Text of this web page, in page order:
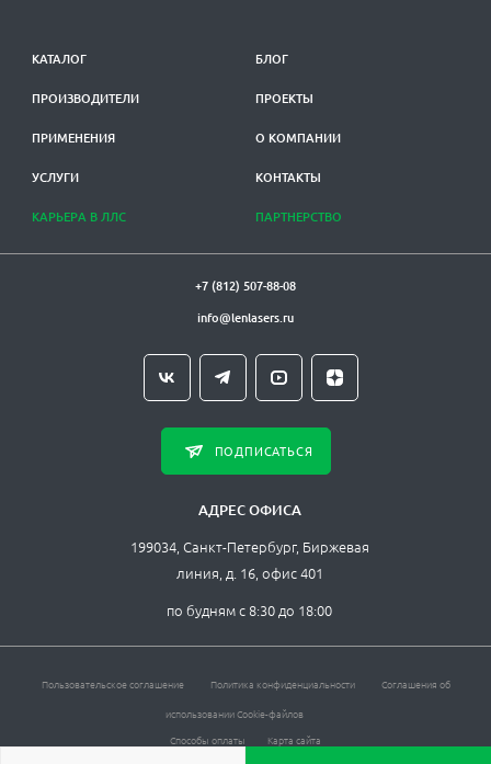
КАТАЛОГ
ПРОИЗВОДИТЕЛИ
ПРИМЕНЕНИЯ
УСЛУГИ
КАРЬЕРА В ЛЛС
БЛОГ
ПРОЕКТЫ
О КОМПАНИИ
КОНТАКТЫ
ПАРТНЕРСТВО
+7 (812) 507-88-08
info@lenlasers.ru
ПОДПИСАТЬСЯ
АДРЕС ОФИСА
199034, Санкт-Петербург, Биржевая
линия, д. 16, офис 401
по будням с 8:30 до 18:00
Пользовательское соглашение Политика конфиденциальности
Соглашения об
использовании Cookie-файлов
Способы оплаты
Карта сайта